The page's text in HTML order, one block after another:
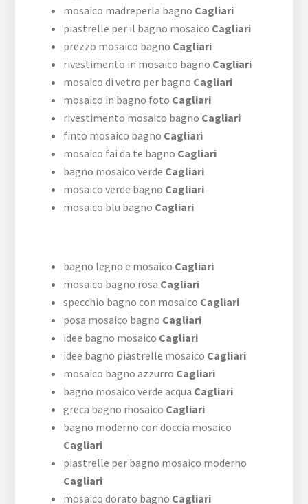
mosaico madreperla bagno Cagliari
piastrelle per il bagno mosaico Cagliari
prezzo mosaico bagno Cagliari
rivestimento in mosaico bagno Cagliari
mosaico di vetro per bagno Cagliari
mosaico in bagno foto Cagliari
rivestimento mosaico bagno Cagliari
finto mosaico bagno Cagliari
mosaico fai da te bagno Cagliari
bagno mosaico verde Cagliari
mosaico verde bagno Cagliari
mosaico blu bagno Cagliari
bagno legno e mosaico Cagliari
mosaico bagno rosa Cagliari
specchio bagno con mosaico Cagliari
posa mosaico bagno Cagliari
idee bagno mosaico Cagliari
idee bagno piastrelle mosaico Cagliari
mosaico bagno azzurro Cagliari
bagno mosaico verde acqua Cagliari
greca bagno mosaico Cagliari
bagno moderno con doccia mosaico
Cagliari
piastrelle per bagno mosaico moderno
Cagliari
mosaico dorato bagno Cagliari